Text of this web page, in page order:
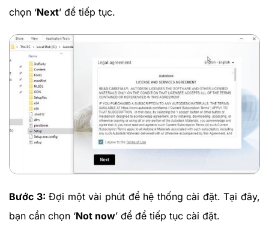
chọn ‘Next’ để tiếp tục.
Bước 3: Đợi một vài phút để hệ thống cài đặt. Tại đây,
bạn cần chọn ‘Not now’ để để tiếp tục cài đặt.